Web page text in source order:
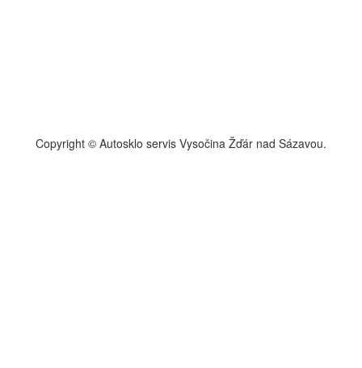
Copyright © Autosklo servis Vysočina Žďár nad Sázavou.